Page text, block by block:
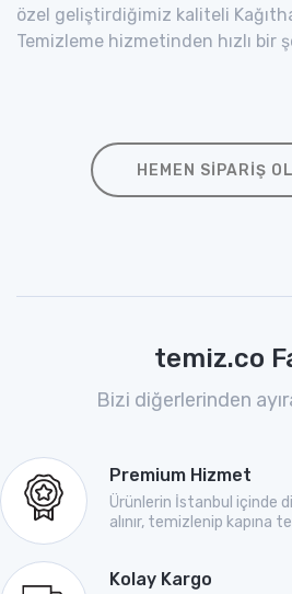
özel geliştirdiğimiz kaliteli
Temizleme hizmetinden hızlı bir
HEMEN SIPARIŞ
temiz.co
Bizi diğerlerinden
Premium Hizmet
Ürünlerin İstanbul içinde
alınır, temizlenip kapına
Kolay Kargo